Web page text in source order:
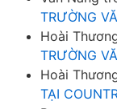
TRƯỜNG
Hoài
TRƯỜNG
Hoài
TẠI